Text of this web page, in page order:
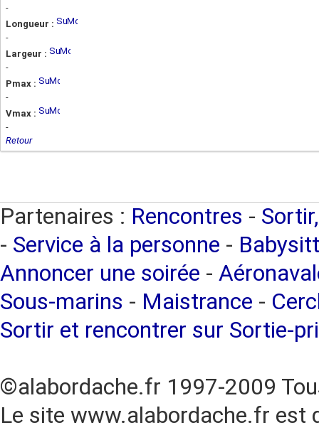
-
Longueur :
-
Largeur :
-
Pmax :
-
Vmax :
-
Retour
Partenaires : Rencontres -
- Service à la personne -
Annoncer une soirée -
Sous-marins - Maistrance -
Sortir et rencontrer sur Sortie-
©alabordache.fr 1997-2009
Le site www.alabordache.fr est